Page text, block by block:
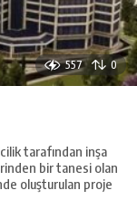
557 0
tarafından inşa
bir tanesi olan
oluşturulan proje